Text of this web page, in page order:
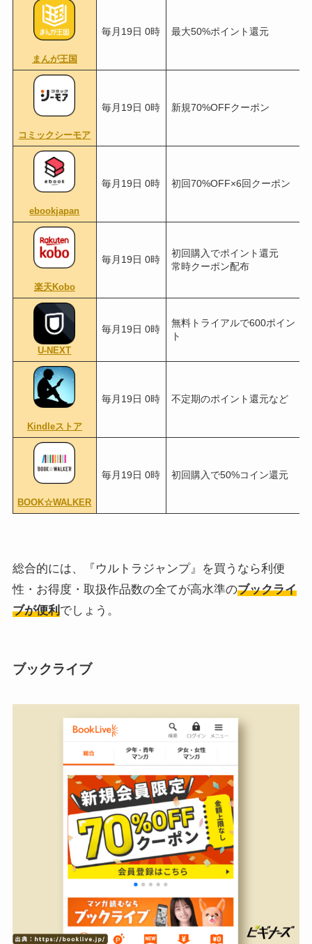
まんが王国
毎月19日 0時 最大50%ポイント還元
コミックシーモア
毎月19日 0時 新規70%OFFクーポン
ebookjapan
毎月19日 0時 初回70%OFF×6回クーポン
楽天Kobo
毎月19日 0時
初回購入でポイント還元
常時クーポン配布
U-NEXT
毎月19日 0時
無料トライアルで600ポイン
ト
Kindleストア
毎月19日 0時 不定期のポイント還元など
BOOK☆WALKER
毎月19日 0時 初回購入で50%コイン還元
総合的には、『ウルトラジャンプ』を買うなら利便
性・お得度・取扱作品数の全てが高水準のブックライ
ブが便利でしょう。
ブックライブ